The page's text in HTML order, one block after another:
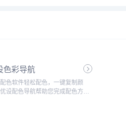
色彩导航
色软件轻松配色，一键复制颜
设配色导航帮助您完成配色方